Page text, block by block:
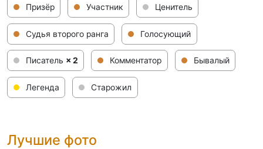
Призёр Участник Ценитель
Судья второго ранга Голосующий
Писатель × 2 Комментатор Бывалый
Легенда Старожил
Лучшие фото